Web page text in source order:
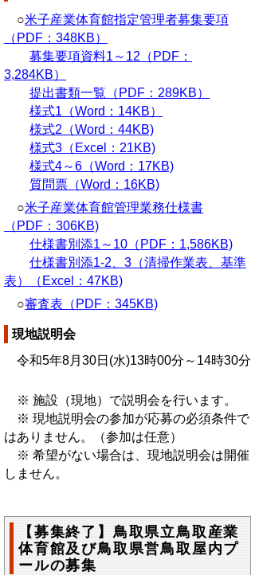
○米子産業体育館指定管理者募集要項
（PDF：348KB）
募集要項資料1～12（PDF：
3,284KB）
提出書類一覧（PDF：289KB）
様式1（Word：14KB）
様式2（Word：44KB)
様式3（Excel：21KB)
様式4～6（Word：17KB)
質問票（Word：16KB)
○米子産業体育館管理業務仕様書
（PDF：306KB)
仕様書別添1～10（PDF：1,586KB)
仕様書別添1-2、3（清掃作業表、基準
表）（Excel：47KB)
○審査表（PDF：345KB)
現地説明会
令和5年8月30日(水)13時00分～14時30分
※ 施設（現地）で説明会を行います。
※ 現地説明会の参加が応募の必須条件で
はありません。（参加は任意）
※ 希望がない場合は、現地説明会は開催
しません。
【募集終了】鳥取県立鳥取産業
体育館及び鳥取県営鳥取屋内プ
ールの募集